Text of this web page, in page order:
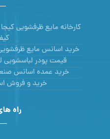
کارخانه مایع ظرفشویی
خرید اسانس مایع
قیمت پودر لباسشویی
خرید عمده اسانس
خرید و فروش
راه